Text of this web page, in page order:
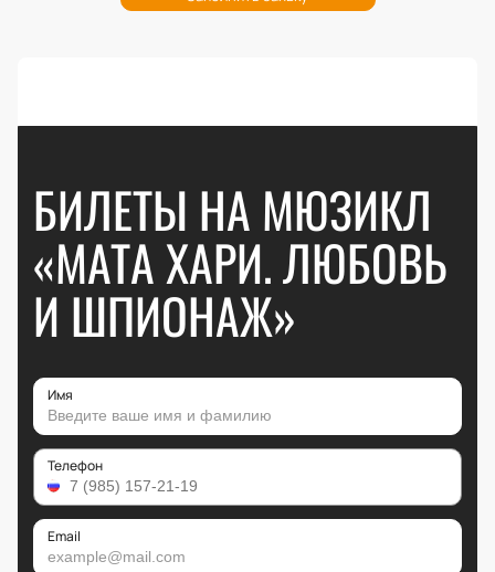
БИЛЕТЫ НА МЮЗИКЛ
«МАТА ХАРИ. ЛЮБОВЬ
И ШПИОНАЖ»
Имя
Телефон
Email